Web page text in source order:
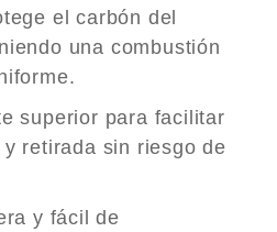
el carbón del
una combustión
superior para facilitar
retirada sin riesgo de
y fácil de